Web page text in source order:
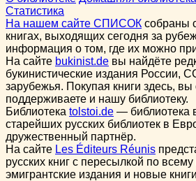
Статистика
На нашем сайте СПИСОК собраны
книгах, выходящих сегодня за
информация о том, где их можно
На сайте bukinist.de вы найдёте
букинистические издания России,
зарубежья. Покупая книги здесь,
поддерживаете и нашу библиотеку.
Библиотека tolstoi.de — библиотека
старейших русских библиотек в
дружественный партнёр.
На сайте Les Éditeurs Réunis
русских книг с пересылкой по
эмигрантские издания и новые